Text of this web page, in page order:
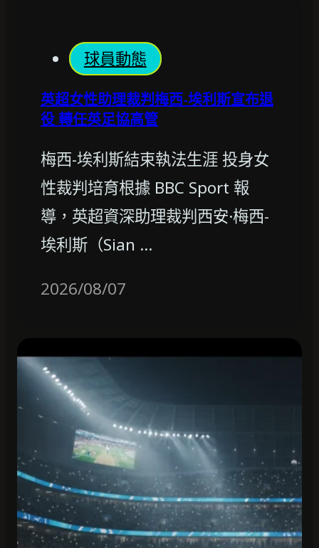
球員動態
英超女性助理裁判梅西-埃利斯宣布退
役 轉任英足協高管
梅西-埃利斯結束執法生涯 投身女
性裁判培育根據 BBC Sport 報
導，英超資深助理裁判西安·梅西-
埃利斯（Sian …
2026/08/07